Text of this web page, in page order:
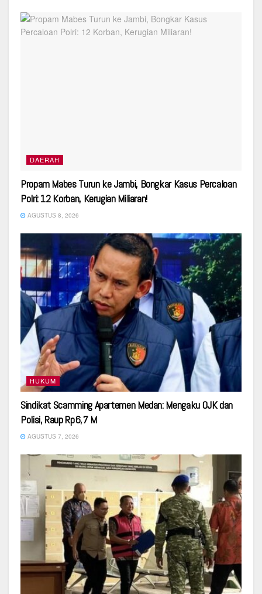
DAERAH
Propam Mabes Turun ke Jambi, Bongkar Kasus Percaloan
Polri: 12 Korban, Kerugian Miliaran!
AGUSTUS 8, 2026
HUKUM
Sindikat Scamming Apartemen Medan: Mengaku OJK dan
Polisi, Raup Rp6,7 M
AGUSTUS 7, 2026